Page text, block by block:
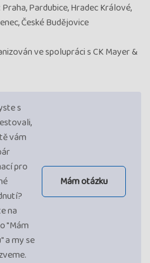
Pardubice, Hradec Králové,
České Budějovice
ve spolupráci s CK Mayer &
s
vám
pro
na
"Mám
a my se
Mám otázku